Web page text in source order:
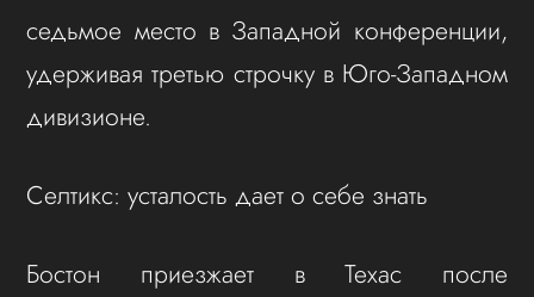
седьмое место в Западной конференции,
удерживая третью строчку в Юго-Западном
дивизионе.
Селтикс: усталость дает о себе знать
Бостон приезжает в Техас после